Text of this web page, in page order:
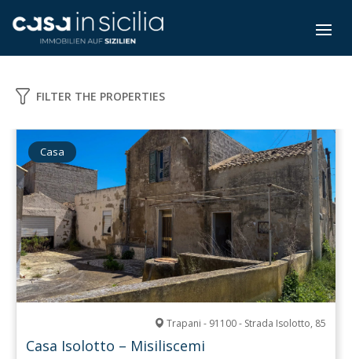
FILTER THE PROPERTIES
Casa
Trapani - 91100 - Strada Isolotto, 85
Casa Isolotto – Misiliscemi